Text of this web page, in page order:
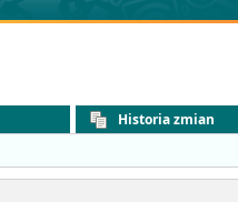
Historia zmian